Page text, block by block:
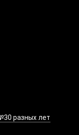
разных лет